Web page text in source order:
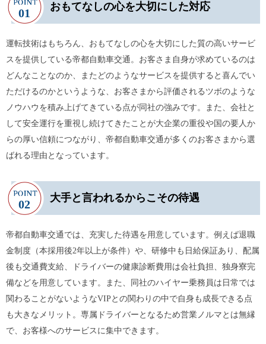
おもてなしの心を大切にした対応
運転技術はもちろん、おもてなしの心を大切にした質の高いサービ
スを提供している帝都自動車交通。お客さま自身が求めているのは
どんなことなのか、またどのようなサービスを提供すると喜んでい
ただけるのかというような、お客さまから評価されるツボのような
ノウハウを積み上げてきている点が同社の強みです。また、会社と
して安全運行を重視し続けてきたことが大企業の重役や国の要人か
らの厚い信頼につながり、帝都自動車交通が多くのお客さまから選
ばれる理由となっています。
大手と言われるからこその待遇
帝都自動車交通では、充実した待遇を用意しています。例えば退職
金制度（本採用後2年以上が条件）や、研修中も日給保証あり、配属
後も交通費支給、ドライバーの健康診断費用は会社負担、独身寮完
備などを用意しています。また、同社のハイヤー乗務員は日常では
関わることがないようなVIPとの関わりの中で自身も成長できる点
も大きなメリット。専属ドライバーとなるため営業ノルマとは無縁
で、お客様へのサービスに集中できます。